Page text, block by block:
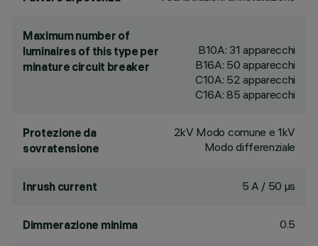
Maximum number of
luminaires of this type per
minature circuit breaker
B10A: 31 apparecchi
B16A: 50 apparecchi
C10A: 52 apparecchi
C16A: 85 apparecchi
Protezione da
sovratensione
2kV Modo comune e 1kV
Modo differenziale
Inrush current 5 A / 50 µs
Dimmerazione minima 0.5